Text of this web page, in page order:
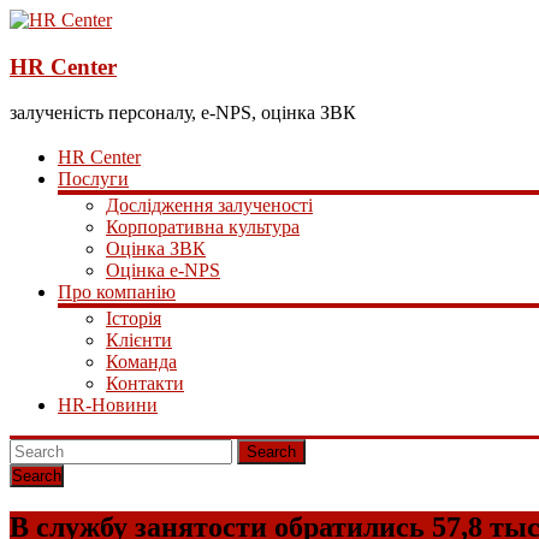
HR Center
залученість персоналу, e-NPS, оцінка ЗВК
HR Center
Послуги
Дослідження залученості
Корпоративна культура
Оцінка ЗВК
Оцінка e-NPS
Про компанію
Історія
Клієнти
Команда
Контакти
HR-Новини
Search
В службу занятости обратились 57,8